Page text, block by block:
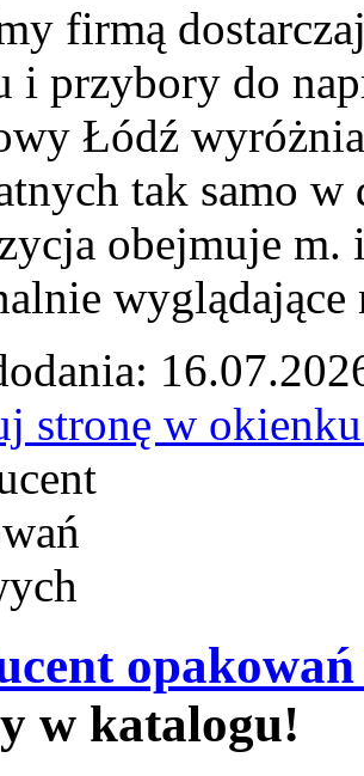
firmą
i przybory do
Łódź
tak samo w
obejmuje m.
wyglądające
stronę w
w katalogu!